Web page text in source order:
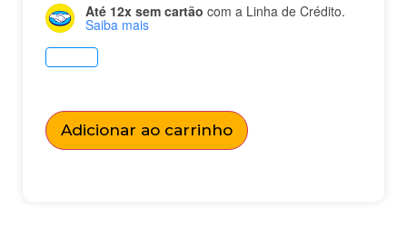
Até 12x sem cartão com a Linha de Crédito.
Saiba mais
Adicionar ao carrinho